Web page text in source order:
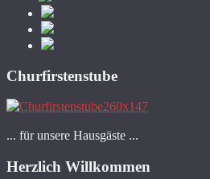
Churfirstenstube
... für unsere Hausgäste ...
Herzlich Willkommen